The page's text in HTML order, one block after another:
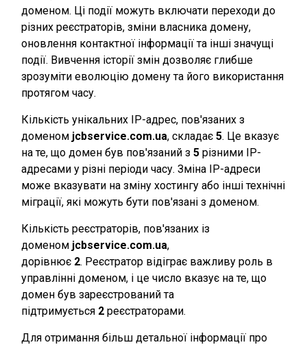
доменом. Ці події можуть включати переходи до
різних реєстраторів, зміни власника домену,
оновлення контактної інформації та інші значущі
події. Вивчення історії змін дозволяє глибше
зрозуміти еволюцію домену та його використання
протягом часу.
Кількість унікальних IP-адрес, пов'язаних з
доменом jcbservice.com.ua, складає 5. Це вказує
на те, що домен був пов'язаний з 5 різними IP-
адресами у різні періоди часу. Зміна IP-адреси
може вказувати на зміну хостингу або інші технічні
міграції, які можуть бути пов'язані з доменом.
Кількість реєстраторів, пов'язаних із
доменом jcbservice.com.ua,
дорівнює 2. Реєстратор відіграє важливу роль в
управлінні доменом, і це число вказує на те, що
домен був зареєстрований та
підтримується 2 реєстраторами.
Для отримання більш детальної інформації про